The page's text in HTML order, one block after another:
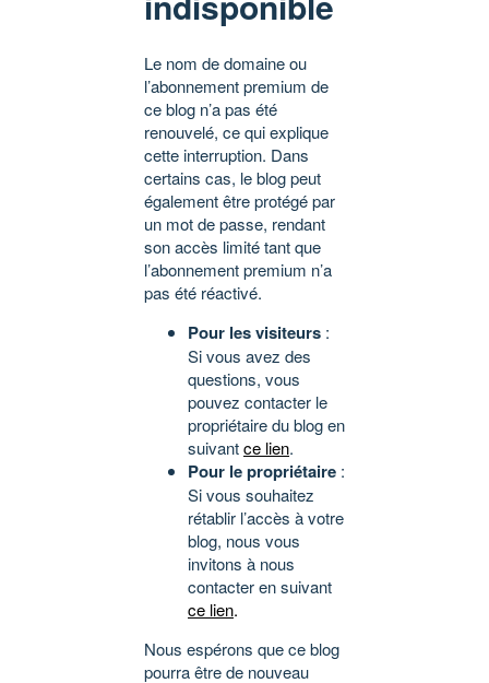
Le nom de domaine ou
l’abonnement premium de
ce blog n’a pas été
renouvelé, ce qui explique
cette interruption. Dans
certains cas, le blog peut
également être protégé par
un mot de passe, rendant
son accès limité tant que
l’abonnement premium n’a
pas été réactivé.
Pour les visiteurs :
Si vous avez des
questions, vous
pouvez contacter le
propriétaire du blog en
suivantce lien.
Pour le propriétaire :
Si vous souhaitez
rétablir l’accès à votre
blog, nous vous
invitons à nous
contacter en suivant
ce lien.
Nous espérons que ce blog
pourra être de nouveau